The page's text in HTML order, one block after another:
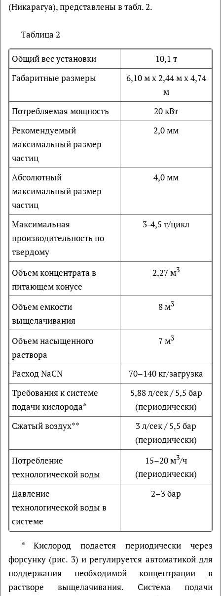
(Никарагуа), представлены в табл. 2.
Таблица 2
Общий вес установки
10,1 т
Габаритные размеры
6,10 м х 2,44 м х 4,74
м
Потребляемая мощность
20 кВт
Рекомендуемый
максимальный размер
частиц
2,0 мм
Абсолютный
максимальный размер
частиц
4,0 мм
Максимальная
производительность по
твердому
3-4,5 т/цикл
Объем концентрата в
питающем конусе
2,27 м3
Объем емкости
выщелачивания
8 м3
Объем насыщенного
раствора
7 м3
Расход NaCN
70–140 кг/загрузка
Требования к системе
подачи кислорода*
5,88 л/сек/5,5 бар
(периодически)
Сжатый воздух**
3 л/сек/5,5 бар
(периодически)
Потребление
технологической воды
15–20 м3/ч
(периодически)
Давление
технологической воды в
системе
2–3 бар
* Кислород подается периодически через
форсунку (рис. 3) и регулируется автоматикой для
поддержания необходимой концентрации в
растворе выщелачивания. Система подачи